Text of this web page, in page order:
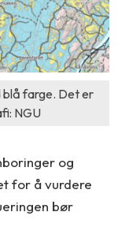
blå farge. Det er
NGU
og
for å vurdere
bør